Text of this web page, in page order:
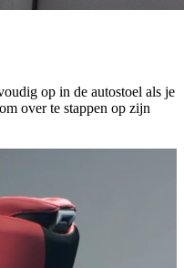
op in de autostoel als je
over te stappen op zijn